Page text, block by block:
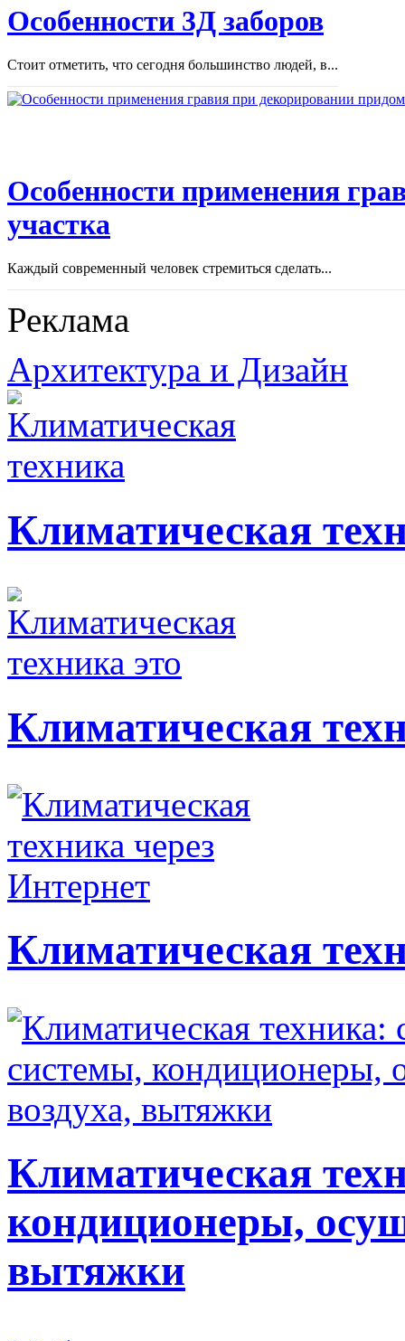
Особенности 3Д заборов
Стоит отметить, что сегодня большинство людей, в...
Особенности применения
участка
Каждый современный человек стремиться сделать...
Реклама
Архитектура и Дизайн
Климатическая
Климатическая
Климатическая
Климатическая
кондиционеры,
вытяжки